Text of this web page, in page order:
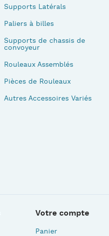
Supports Latérals
Paliers à billes
Supports de chassis de
convoyeur
Rouleaux Assemblés
Pièces de Rouleaux
Autres Accessoires Variés
Votre compte
Panier